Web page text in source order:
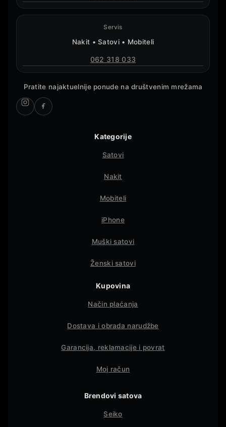
Servis
Nakit • Satovi • Mobiteli
062 318 033
Pratite najaktuelnije ponude na društvenim mrežama
Kategorije
Satovi
Nakit
Mobiteli
iPhone
Muški satovi
Ženski satovi
Kupovina
Način plaćanja
Dostava i obrada narudžbe
Garancija, reklamacije i povrat
Moj račun
Brendovi satova
Seiko